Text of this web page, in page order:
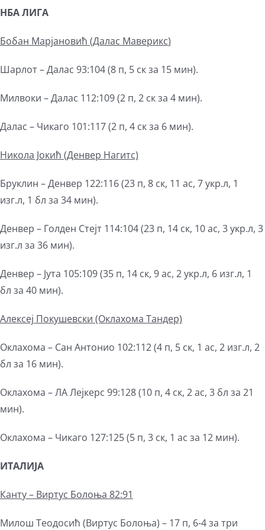
НБА ЛИГА
Бобан Марјановић (Далас Маверикс)
Шарлот – Далас 93:104 (8 п, 5 ск за 15 мин).
Милвоки – Далас 112:109 (2 п, 2 ск за 4 мин).
Далас – Чикаго 101:117 (2 п, 4 ск за 6 мин).
Никола Јокић (Денвер Нагитс)
Бруклин – Денвер 122:116 (23 п, 8 ск, 11 ас, 7 укр.л, 1
изг.л, 1 бл за 34 мин).
Денвер – Голден Стејт 114:104 (23 п, 14 ск, 10 ас, 3 укр.л, 3
изг.л за 36 мин).
Денвер – Јута 105:109 (35 п, 14 ск, 9 ас, 2 укр.л, 6 изг.л, 1
бл за 40 мин).
Алексеј Покушевски (Оклахома Тандер)
Оклахома – Сан Антонио 102:112 (4 п, 5 ск, 1 ас, 2 изг.л, 2
бл за 16 мин).
Оклахома – ЛА Лејкерс 99:128 (10 п, 4 ск, 2 ас, 3 бл за 21
мин).
Оклахома – Чикаго 127:125 (5 п, 3 ск, 1 ас за 12 мин).
ИТАЛИЈА
Канту – Виртус Болоња 82:91
Милош Теодосић (Виртус Болоња) – 17 п, 6-4 за три